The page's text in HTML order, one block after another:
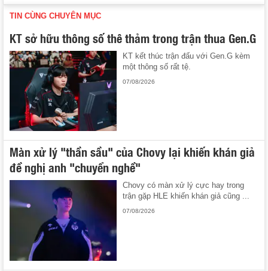
TIN CÙNG CHUYÊN MỤC
KT sở hữu thông số thê thảm trong trận thua Gen.G
KT kết thúc trận đấu với Gen.G kèm
một thông số rất tệ.
07/08/2026
Màn xử lý "thần sầu" của Chovy lại khiến khán giả
đề nghị anh "chuyển nghề"
Chovy có màn xử lý cực hay trong
trận gặp HLE khiến khán giả cũng ...
07/08/2026